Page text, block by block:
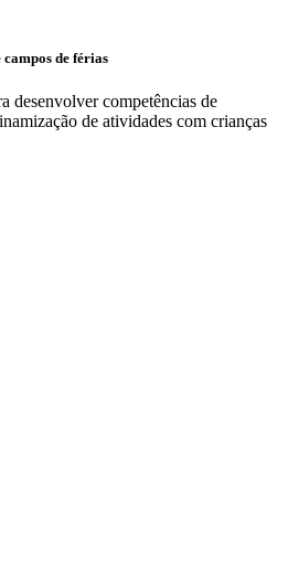
de férias
desenvolver competências de
de atividades com crianças